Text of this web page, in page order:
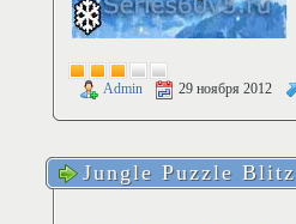
Admin 29 ноября 2012
Jungle Puzzle Blitz